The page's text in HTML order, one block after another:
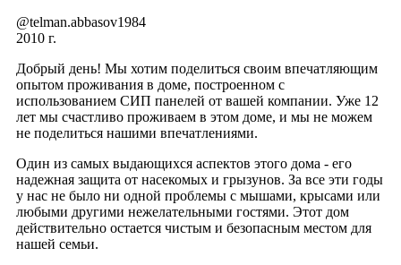
@telman.abbasov1984
2010 г.
Добрый день! Мы хотим поделиться своим впечатляющим
опытом проживания в доме, построенном с
использованием СИП панелей от вашей компании. Уже 12
лет мы счастливо проживаем в этом доме, и мы не можем
не поделиться нашими впечатлениями.
Один из самых выдающихся аспектов этого дома - его
надежная защита от насекомых и грызунов. За все эти годы
у нас не было ни одной проблемы с мышами, крысами или
любыми другими нежелательными гостями. Этот дом
действительно остается чистым и безопасным местом для
нашей семьи.